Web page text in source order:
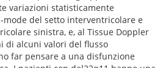
variazioni statisticamente
del setto interventricolare e
sinistra, e, al Tissue Doppler
di alcuni valori del flusso
far pensare a una disfunzione